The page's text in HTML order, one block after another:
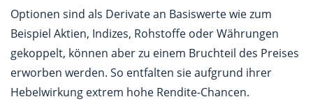
Optionen sind als Derivate an Basiswerte wie zum
Beispiel Aktien, Indizes, Rohstoffe oder Währungen
gekoppelt, können aber zu einem Bruchteil des Preises
erworben werden. So entfalten sie aufgrund ihrer
Hebelwirkung extrem hohe Rendite-Chancen.